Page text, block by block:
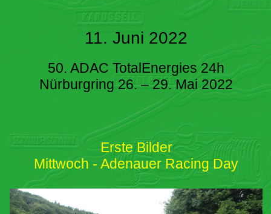
11. Juni 2022
50. ADAC TotalEnergies 24h
Nürburgring 26. – 29. Mai 2022
Erste Bilder
Mittwoch - Adenauer Racing Day